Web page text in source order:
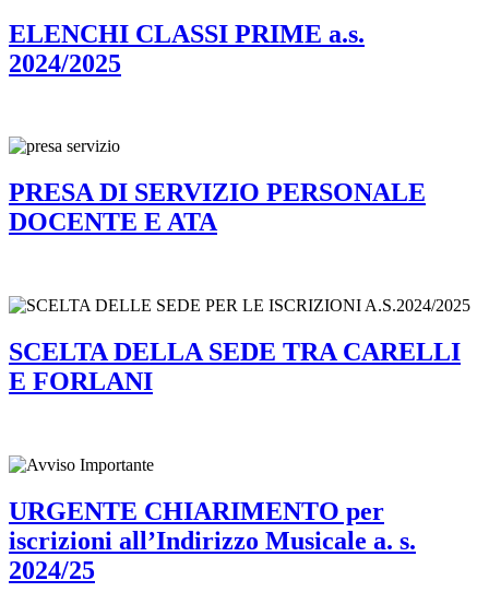
ELENCHI CLASSI PRIME a.s.
2024/2025
PRESA DI SERVIZIO PERSONALE
DOCENTE E ATA
SCELTA DELLA SEDE TRA CARELLI
E FORLANI
URGENTE CHIARIMENTO per
iscrizioni all’Indirizzo Musicale a. s.
2024/25